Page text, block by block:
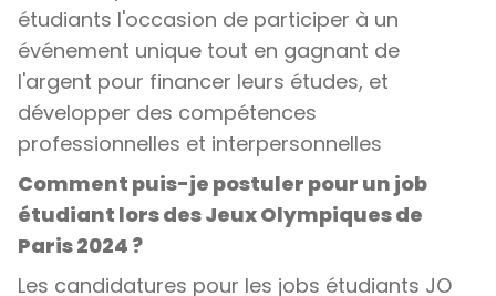
étudiants l'occasion de participer à un
événement unique tout en gagnant de
l'argent pour financer leurs études, et
développer des compétences
professionnelles et interpersonnelles
Comment puis-je postuler pour un job
étudiant lors des Jeux Olympiques de
Paris 2024 ?
Les candidatures pour les jobs étudiants JO